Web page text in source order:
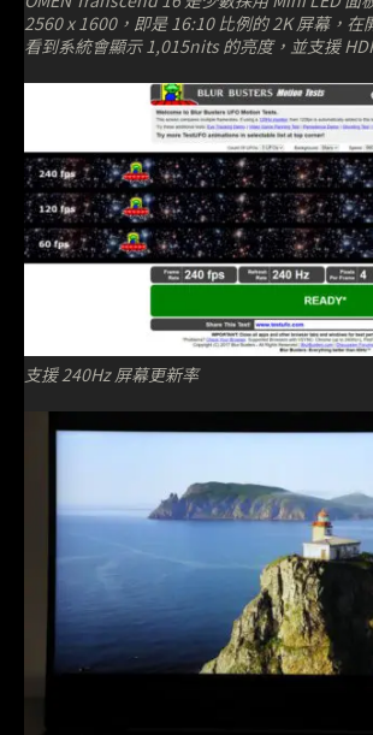
2560 x 1600，即是 16:10 比例的 2K 屏幕，在
看到系統會顯示 1,015nits 的亮度，並支援
支援 240Hz 屏幕更新率